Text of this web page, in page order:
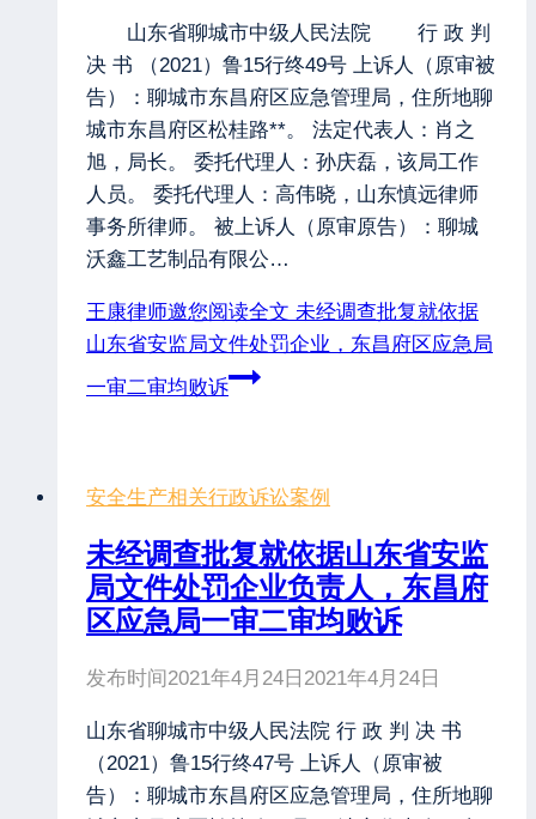
山东省聊城市中级人民法院 行 政 判
决 书 （2021）鲁15行终49号 上诉人（原审被
告）：聊城市东昌府区应急管理局，住所地聊
城市东昌府区松桂路**。 法定代表人：肖之
旭，局长。 委托代理人：孙庆磊，该局工作
人员。 委托代理人：高伟晓，山东慎远律师
事务所律师。 被上诉人（原审原告）：聊城
沃鑫工艺制品有限公…
王康律师邀您阅读全文 未经调查批复就依据
山东省安监局文件处罚企业，东昌府区应急局
一审二审均败诉
安全生产相关行政诉讼案例
未经调查批复就依据山东省安监
局文件处罚企业负责人，东昌府
区应急局一审二审均败诉
发布时间2021年4月24日 2021年4月24日
山东省聊城市中级人民法院 行 政 判 决 书
（2021）鲁15行终47号 上诉人（原审被
告）：聊城市东昌府区应急管理局，住所地聊